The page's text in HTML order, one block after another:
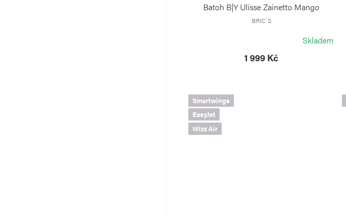
Batoh B|Y Ulisse Zainetto Mango
BRIC`S
Skladem
1 999 Kč
Smartwings
EasyJet
Wizz Air